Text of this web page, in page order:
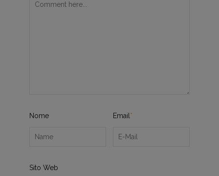
Nome Email*
Sito Web